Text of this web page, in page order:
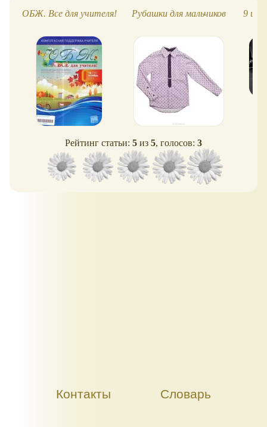
ОБЖ. Все для учителя! Рубашки для мальчиков
9
Рейтинг статьи: 5 из 5, голосов: 3
Контакты Словарь